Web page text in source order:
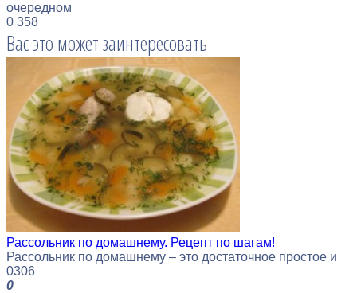
очередном
0 358
Вас это может заинтересовать
Рассольник по домашнему. Рецепт по шагам!
Рассольник по домашнему – это достаточное простое и
0306
0